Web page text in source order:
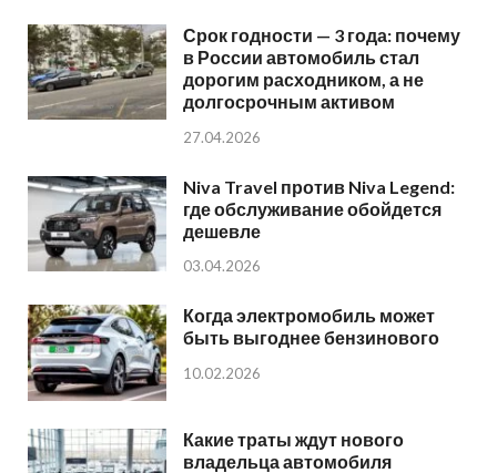
Срок годности — 3 года: почему
в России автомобиль стал
дорогим расходником, а не
долгосрочным активом
27.04.2026
Niva Travel против Niva Legend:
где обслуживание обойдется
дешевле
03.04.2026
Когда электромобиль может
быть выгоднее бензинового
10.02.2026
Какие траты ждут нового
владельца автомобиля